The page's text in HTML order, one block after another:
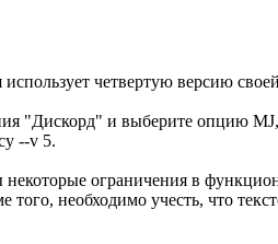
четвертую версию
"Дискорд" и выберите опцию
--v 5.
ограничения в
необходимо учесть, что